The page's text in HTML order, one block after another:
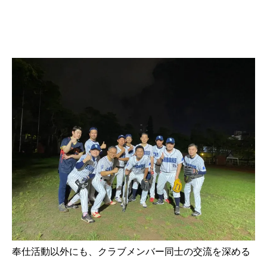
奉仕活動以外にも、クラブメンバー同士の交流を深める